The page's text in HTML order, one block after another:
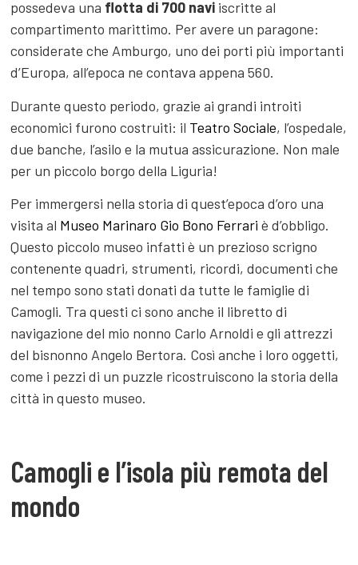
possedeva una flotta di 700 navi iscritte al
compartimento marittimo. Per avere un paragone:
considerate che Amburgo, uno dei porti più importanti
d’Europa, all’epoca ne contava appena 560.
Durante questo periodo, grazie ai grandi introiti
economici furono costruiti: il Teatro Sociale, l’ospedale,
due banche, l’asilo e la mutua assicurazione. Non male
per un piccolo borgo della Liguria!
Per immergersi nella storia di quest’epoca d’oro una
visita al Museo Marinaro Gio Bono Ferrari è d’obbligo.
Questo piccolo museo infatti è un prezioso scrigno
contenente quadri, strumenti, ricordi, documenti che
nel tempo sono stati donati da tutte le famiglie di
Camogli. Tra questi ci sono anche il libretto di
navigazione del mio nonno Carlo Arnoldi e gli attrezzi
del bisnonno Angelo Bertora. Così anche i loro oggetti,
come i pezzi di un puzzle ricostruiscono la storia della
città in questo museo.
Camogli e l’isola più remota del
mondo